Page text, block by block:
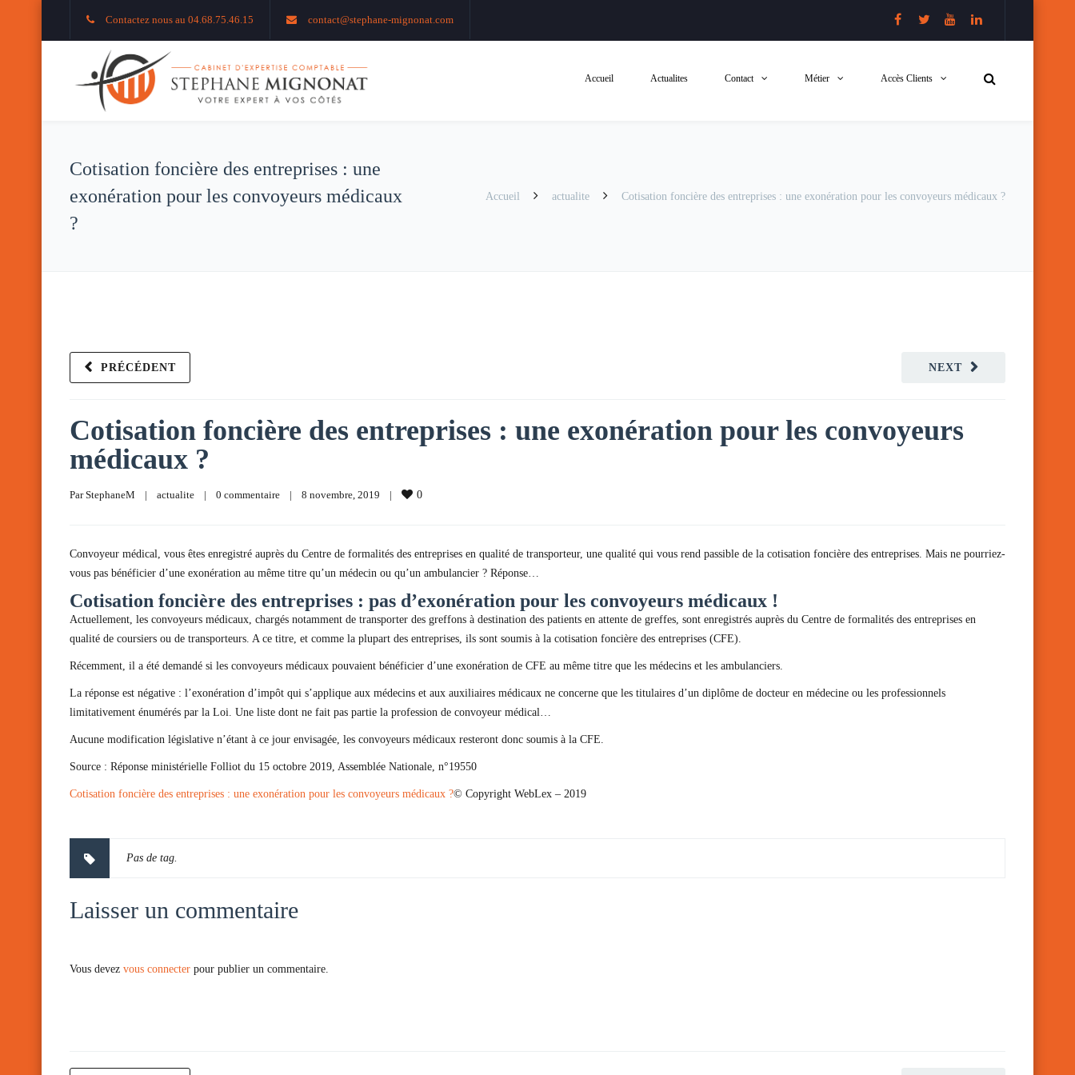
Contactez nous au 04.68.75.46.15 contact@stephane-mignonat.com
Accueil Actualites Contact Métier Accès Clients
Cotisation foncière des entreprises : une
exonération pour les convoyeurs médicaux
?
Accueil actualite Cotisation foncière des entreprises : une exonération pour les convoyeurs médicaux ?
NEXT
PRÉCÉDENT
Cotisation foncière des entreprises : une exonération pour les convoyeurs
médicaux ?
Par StephaneM | actualite | 0 commentaire | 8 novembre, 2019 | 0
Convoyeur médical, vous êtes enregistré auprès du Centre de formalités des entreprises en qualité de transporteur, une qualité qui vous rend passible de la cotisation foncière des entreprises. Mais ne pourriez-
vous pas bénéficier d’une exonération au même titre qu’un médecin ou qu’un ambulancier ? Réponse…
Cotisation foncière des entreprises : pas d’exonération pour les convoyeurs médicaux !
Actuellement, les convoyeurs médicaux, chargés notamment de transporter des greffons à destination des patients en attente de greffes, sont enregistrés auprès du Centre de formalités des entreprises en
qualité de coursiers ou de transporteurs. A ce titre, et comme la plupart des entreprises, ils sont soumis à la cotisation foncière des entreprises (CFE).
Récemment, il a été demandé si les convoyeurs médicaux pouvaient bénéficier d’une exonération de CFE au même titre que les médecins et les ambulanciers.
La réponse est négative : l’exonération d’impôt qui s’applique aux médecins et aux auxiliaires médicaux ne concerne que les titulaires d’un diplôme de docteur en médecine ou les professionnels
limitativement énumérés par la Loi. Une liste dont ne fait pas partie la profession de convoyeur médical…
Aucune modification législative n’étant à ce jour envisagée, les convoyeurs médicaux resteront donc soumis à la CFE.
Source : Réponse ministérielle Folliot du 15 octobre 2019, Assemblée Nationale, n°19550
Cotisation foncière des entreprises : une exonération pour les convoyeurs médicaux ?© Copyright WebLex – 2019
Pas de tag.
Laisser un commentaire
Vous devez vous connecter pour publier un commentaire.